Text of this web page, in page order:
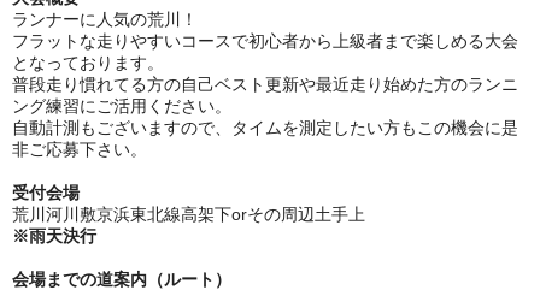
ランナーに人気の荒川！
フラットな走りやすいコースで初心者から上級者まで楽しめる大会
となっております。
普段走り慣れてる方の自己ベスト更新や最近走り始めた方のランニ
ング練習にご活用ください。
自動計測もございますので、タイムを測定したい方もこの機会に是
非ご応募下さい。
受付会場
荒川河川敷京浜東北線高架下orその周辺土手上
※雨天決行
会場までの道案内（ルート）